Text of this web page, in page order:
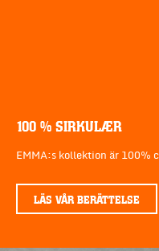
100 % SIRKULÆR
EMMA:s kollektion är 100%
LÄS VÅR BERÄTTELSE